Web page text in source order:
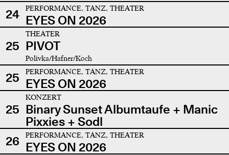
24 PERFORMANCE, TANZ, THEATER
EYES ON 2026
25
THEATER
PIVOT
Polivka/Hafner/Koch
25 PERFORMANCE, TANZ, THEATER
EYES ON 2026
25
KONZERT
Binary Sunset Albumtaufe + Manic
Pixxies + Sodl
26
PERFORMANCE, TANZ, THEATER
EYES ON 2026